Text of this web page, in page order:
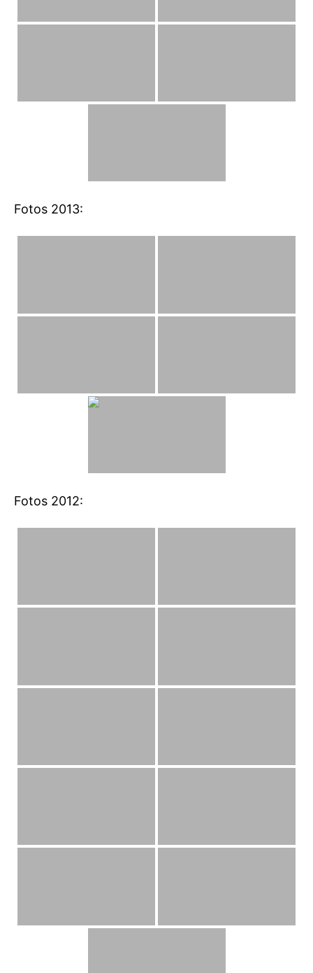
Fotos 2013:
Fotos 2012: